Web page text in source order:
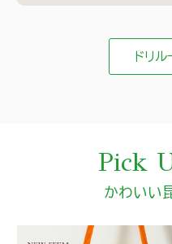
ドリ
Pick
かわいい